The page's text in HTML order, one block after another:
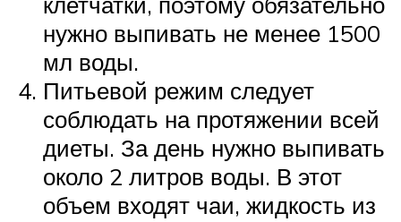
нужно выпивать не менее 1500
мл воды.
Питьевой режим следует
соблюдать на протяжении всей
диеты. За день нужно выпивать
около 2 литров воды. В этот
объем входят чаи, жидкость из